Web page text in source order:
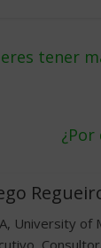
tener
University of